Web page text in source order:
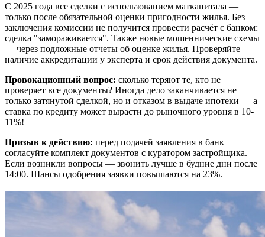
С 2025 года все сделки с использованием маткапитала —
только после обязательной оценки пригодности жилья. Без
заключения комиссии не получится провести расчёт с банком:
сделка "замораживается". Также новые мошеннические схемы
— через подложные отчеты об оценке жилья. Проверяйте
наличие аккредитации у эксперта и срок действия документа.
Провокационный вопрос: сколько теряют те, кто не
проверяет все документы? Иногда дело заканчивается не
только затянутой сделкой, но и отказом в выдаче ипотеки — а
ставка по кредиту может вырасти до рыночного уровня в 10-
11%!
Призыв к действию: перед подачей заявления в банк
согласуйте комплект документов с куратором застройщика.
Если возникли вопросы — звонить лучше в будние дни после
14:00. Шансы одобрения заявки повышаются на 23%.